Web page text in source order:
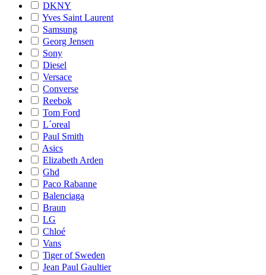
DKNY
Yves Saint Laurent
Samsung
Georg Jensen
Sony
Diesel
Versace
Converse
Reebok
Tom Ford
L´oreal
Paul Smith
Asics
Elizabeth Arden
Ghd
Paco Rabanne
Balenciaga
Braun
LG
Chloé
Vans
Tiger of Sweden
Jean Paul Gaultier